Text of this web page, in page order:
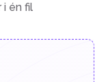
i én fil